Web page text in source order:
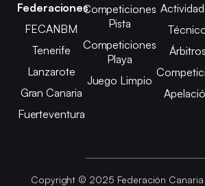
Federaciones
FECANBM
Tenerife
Lanzarote
Gran Canaria
Fuerteventura
Competiciones
Pista
Competiciones
Playa
Juego Limpio
Árbitros
Copyright © 2025 Federación Canaria